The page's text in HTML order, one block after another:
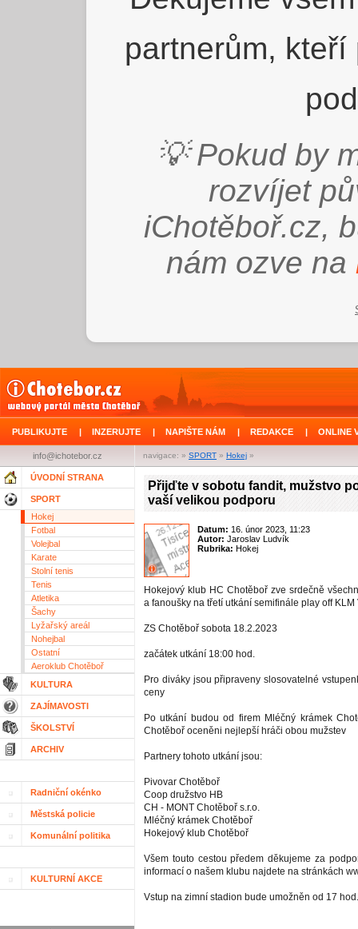
partnerům,
💡 Pokud by
rozvíjet
iChotěboř.cz,
nám ozve na
PUBLIKUJTE | INZERUJTE | NAPIŠTE NÁM | REDAKCE | ONLINE
navigace: » SPORT » Hokej »
info@ichotebor.cz
ÚVODNÍ STRANA
SPORT
Hokej
Fotbal
Volejbal
Karate
Stolní tenis
Tenis
Atletika
Šachy
Lyžařský areál
Nohejbal
Ostatní
Aeroklub Chotěboř
KULTURA
ZAJÍMAVOSTI
ŠKOLSTVÍ
ARCHIV
Radniční okénko
Městská policie
Komunální politika
KULTURNÍ AKCE
Přijďte v sobotu fandit, mužstvo
vaší velikou podporu
Datum: 16. únor 2023, 11:23
Autor: Jaroslav Ludvík
Rubrika: Hokej
Hokejový klub HC Chotěboř zve srdečně
a fanoušky na třetí utkání semifinále play off KLM
ZS Chotěboř sobota 18.2.2023
začátek utkání 18:00 hod.
Pro diváky jsou připraveny slosovatelné
ceny
Po utkání budou od firem Mléčný krámek
Chotěboř oceněni nejlepší hráči obou mužstev
Partnery tohoto utkání jsou:
Pivovar Chotěboř
Coop družstvo HB
CH - MONT Chotěboř s.r.o.
Mléčný krámek Chotěboř
Hokejový klub Chotěboř
Všem touto cestou předem děkujeme za
informací o našem klubu najdete na stránkách
Vstup na zimní stadion bude umožněn od 17 hod.